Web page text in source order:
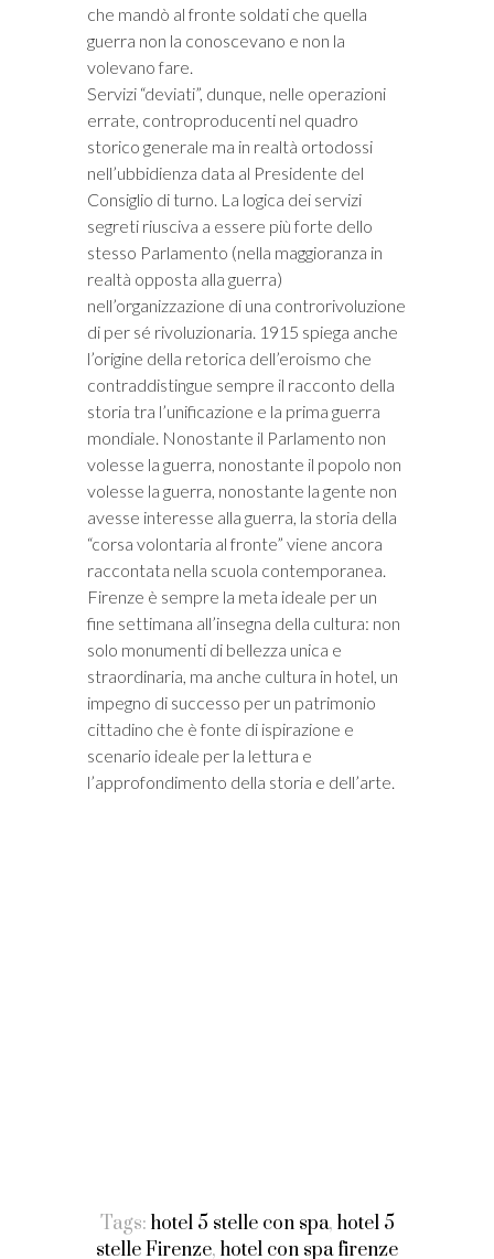
che mandò al fronte soldati che quella
guerra non la conoscevano e non la
volevano fare.
Servizi “deviati”, dunque, nelle operazioni
errate, controproducenti nel quadro
storico generale ma in realtà ortodossi
nell’ubbidienza data al Presidente del
Consiglio di turno. La logica dei servizi
segreti riusciva a essere più forte dello
stesso Parlamento (nella maggioranza in
realtà opposta alla guerra)
nell’organizzazione di una controrivoluzione
di per sé rivoluzionaria. 1915 spiega anche
l’origine della retorica dell’eroismo che
contraddistingue sempre il racconto della
storia tra l’unificazione e la prima guerra
mondiale. Nonostante il Parlamento non
volesse la guerra, nonostante il popolo non
volesse la guerra, nonostante la gente non
avesse interesse alla guerra, la storia della
“corsa volontaria al fronte” viene ancora
raccontata nella scuola contemporanea.
Firenze è sempre la meta ideale per un
fine settimana all’insegna della cultura: non
solo monumenti di bellezza unica e
straordinaria, ma anche cultura in hotel, un
impegno di successo per un patrimonio
cittadino che è fonte di ispirazione e
scenario ideale per la lettura e
l’approfondimento della storia e dell’arte.
Tags: hotel 5 stelle con spa, hotel 5
stelle Firenze, hotel con spa firenze